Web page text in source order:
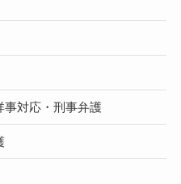
事対応・刑事弁護